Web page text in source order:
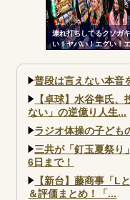
連れ打ちしてるクソガ
い！ヤバい！エグい！エ
さすぎだろｗｗｗ
普段は言えない本音
【卓球】水谷隼氏
ない」の逆億り人生...
ラジオ体操の子ども
三共が「釘玉夏祭り
6日まで！
【新台】藤商事「L
＆評価まとめ！「...